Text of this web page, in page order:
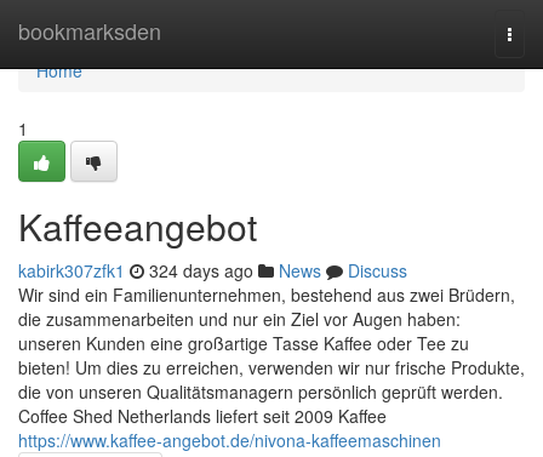
bookmarksden
Home
Home
1
Kaffeeangebot
kabirk307zfk1 324 days ago News
Discuss
Wir sind ein Familienunternehmen, bestehend aus zwei Brüdern,
die zusammenarbeiten und nur ein Ziel vor Augen haben:
unseren Kunden eine großartige Tasse Kaffee oder Tee zu
bieten! Um dies zu erreichen, verwenden wir nur frische Produkte,
die von unseren Qualitätsmanagern persönlich geprüft werden.
Coffee Shed Netherlands liefert seit 2009 Kaffee
https://www.kaffee-angebot.de/nivona-kaffeemaschinen